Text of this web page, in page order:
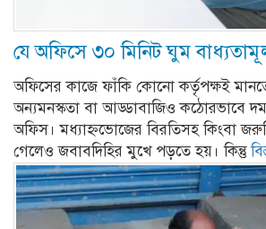
যে অফিসে ৩০ মিনিট ঘুম
অফিসের কাজে ফাঁকি কোনো কর্তৃপক্ষই
অন্যমনস্কতা বা আড্ডাবাজিও কঠোরভাবে
অফিস। মধ্যাহ্নভোজের বিরতিসহ কিংবা
গেলেও জবাবদিহির মুখে পড়তে হয়। কিন্তু